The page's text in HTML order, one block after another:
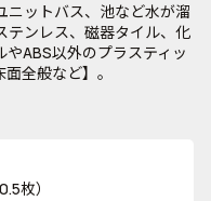
ニットバス、池など水が溜
テンレス、磁器タイル、化
ABS以外のプラスティッ
全般など】。
枚）